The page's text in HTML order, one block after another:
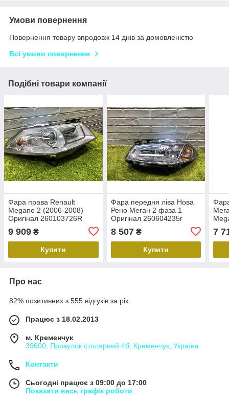
Умови повернення
Повернення товару впродовж 14 днів за домовленістю
Всі умови повернення
Подібні товари компанії
Фара права Renault
Megane 2 (2006-2008)
Оригінал 260103726R
Рено Меган 2 Фара меган
2
9 909 ₴
Купити
Фара передня ліва Нова
Рено Меган 2 фаза 1
Оригінал 260604235r
Renault Megane 2 фара
ліва
8 507₴
Купити
7
Про нас
82% позитивних з 555 відгуків за рік
Працює з 18.02.2013
м. Кременчук
39600, Провулок столярний 4б, Кременчук, Україна
Контакти
Сьогодні працює з 09:00 до 17:00
Показати весь графік роботи